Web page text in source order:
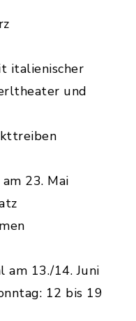
italienischer
und
23. Mai
am 13./14. Juni
12 bis 19